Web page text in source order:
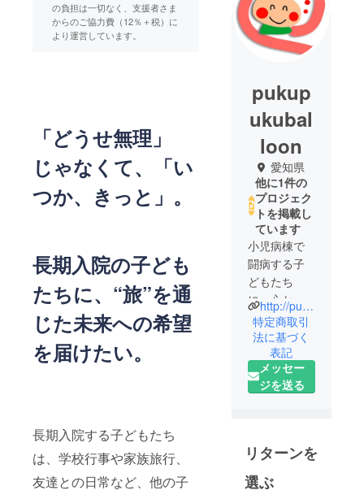
の負担は一切なく、支援者さま
からのご協力費（12％＋税）に
より運営しています。
「どうせ無理」
じゃなくて、「い
つか、きっと」。
長期入院の子ども
たちに、“旅”を通
じた未来への希望
を届けたい。
長期入院する子どもたち
は、学校行事や家族旅行、
友達との日常など、他の子
pukup
ukubal
loon
愛知県
他に1件の
プロジェク
トを掲載し
ています
小児病棟で
闘病する子
どもたち
に、心から
の笑顔の時
間を届けて
いるボラン
ティア団体
です。
病院の小児
病棟にボラ
ンティアが
http://pupu-b.jp
特定商取引
法に基づく
表記
メッセー
ジを送る
リターンを
選ぶ